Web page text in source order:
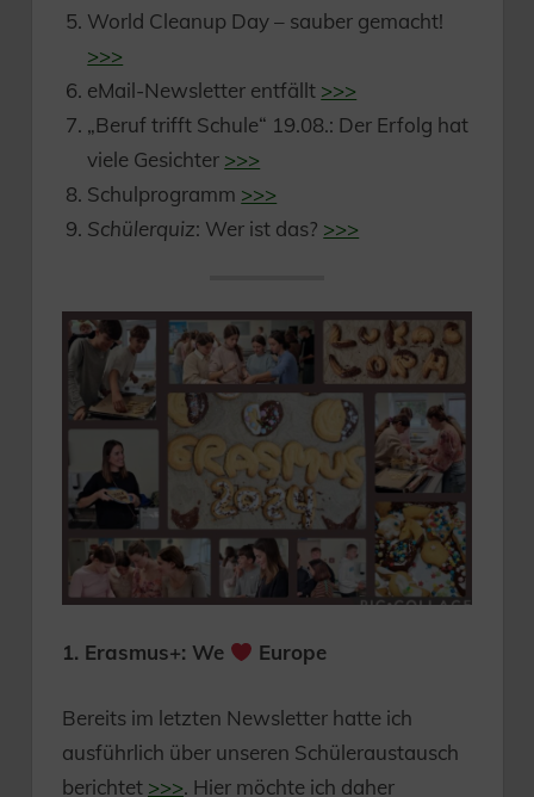
World Cleanup Day – sauber gemacht!
>>>
eMail-Newsletter entfällt >>>
„Beruf trifft Schule“ 19.08.: Der Erfolg hat
viele Gesichter >>>
Schulprogramm >>>
Schülerquiz: Wer ist das? >>>
1. Erasmus+: We Europe
Bereits im letzten Newsletter hatte ich
ausführlich über unseren Schüleraustausch
berichtet >>>. Hier möchte ich daher